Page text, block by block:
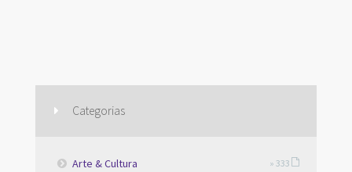
Categorias
Arte & Cultura » 333